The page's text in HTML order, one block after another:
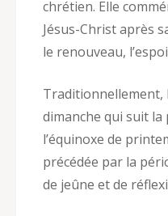
chrétien. Elle
Jésus-Christ après
le renouveau,
Traditionnellement,
dimanche qui suit
l’équinoxe de
précédée par la
de jeûne et de